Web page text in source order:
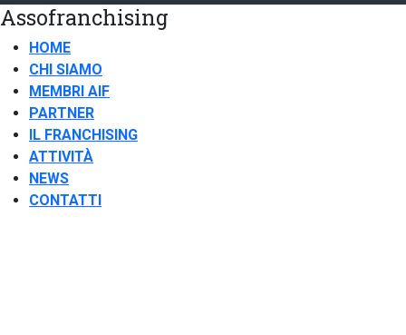
Assofranchising
HOME
CHI SIAMO
MEMBRI AIF
PARTNER
IL FRANCHISING
ATTIVITÀ
NEWS
CONTATTI